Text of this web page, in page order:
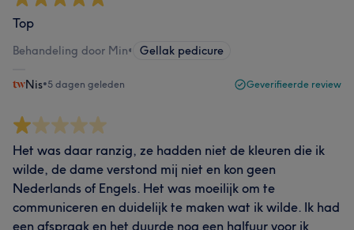
Top
Behandeling door Min• Gellak pedicure
Nis•5 dagen geleden Geverifieerde review
Het was daar ranzig, ze hadden niet de kleuren die ik
wilde, de dame verstond mij niet en kon geen
Nederlands of Engels. Het was moeilijk om te
communiceren en duidelijk te maken wat ik wilde. Ik had
een afspraak en het duurde nog een halfuur voor ik